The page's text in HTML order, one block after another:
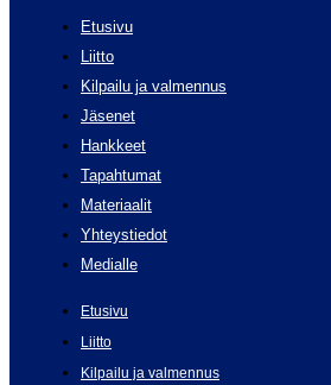
Etusivu
Liitto
Kilpailu ja valmennus
Jäsenet
Hankkeet
Tapahtumat
Materiaalit
Yhteystiedot
Medialle
Etusivu
Liitto
Kilpailu ja valmennus